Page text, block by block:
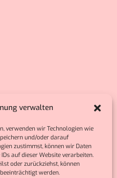
verwalten
verwenden wir Technologien wie
und/oder darauf
zustimmst, können wir Daten
auf dieser Website verarbeiten.
oder zurückziehst, können
werden.